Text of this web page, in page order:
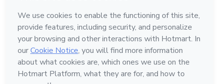
Conheça a Hotmart
Idioma